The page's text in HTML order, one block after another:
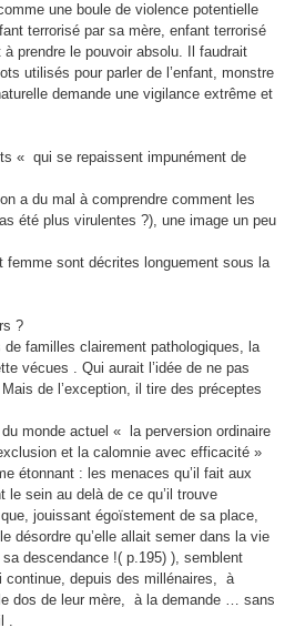
une boule de violence potentielle
terrorisé par sa mère, enfant terrorisé
prendre le pouvoir absolu. Il faudrait
utilisés pour parler de l’enfant, monstre
demande une vigilance extrême et
« qui se repaissent impunément de
a du mal à comprendre comment les
été plus virulentes ?), une image un peu
femme sont décrites longuement sous la
?
clairement pathologiques, la
vécues . Qui aurait l’idée de ne pas
de l’exception, il tire des préceptes
actuel « la perversion ordinaire
et la calomnie avec efficacité »
: les menaces qu’il fait aux
le sein au delà de ce qu’il trouve
jouissant égoïstement de sa place,
désordre qu’elle allait semer dans la vie
descendance !( p.195) ), semblent
continue, depuis des millénaires, à
dos de leur mère, à la demande … sans
.